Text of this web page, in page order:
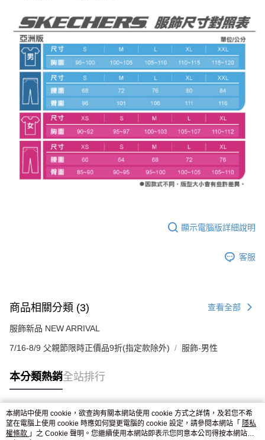
顯示電腦版詳細說明
客服
商品相關分類 (3) 查看全部
服飾新品 NEW ARRIVAL
7/16-8/9 父親節限時正價品9折(指定款除外) 服飾-男性
本分類熱銷全站排行
熱門標籤
本網站中使用 cookie，欲查詢有關本網站使用 cookie 方式之詳情，及若您不希
望在電腦上使用 cookie 時應如何變更電腦的 cookie 設定，請參閱本網站「 隱私
權條款 」之 Cookie 聲明。您繼續使用本網站即表示您同意本公司得按本網站使